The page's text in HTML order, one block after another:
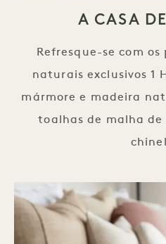
A CASA
Refresque-se com
naturais exclusivos 1
mármore e madeira
toalhas de malha de